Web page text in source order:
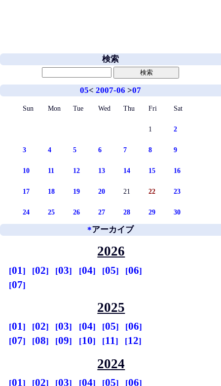
検索
05< 2007-06 >07
Sun Mon Tue Wed Thu Fri Sat
1 2
3 4 5 6 7 8 9
10 11 12 13 14 15 16
17 18 19 20 21 22 23
24 25 26 27 28 29 30
*アーカイブ
2026
01 02 03 04 05
06
07
2025
01 02 03 04 05
06
07
08 09 10 11 12
2024
01 02 03 04 05
06